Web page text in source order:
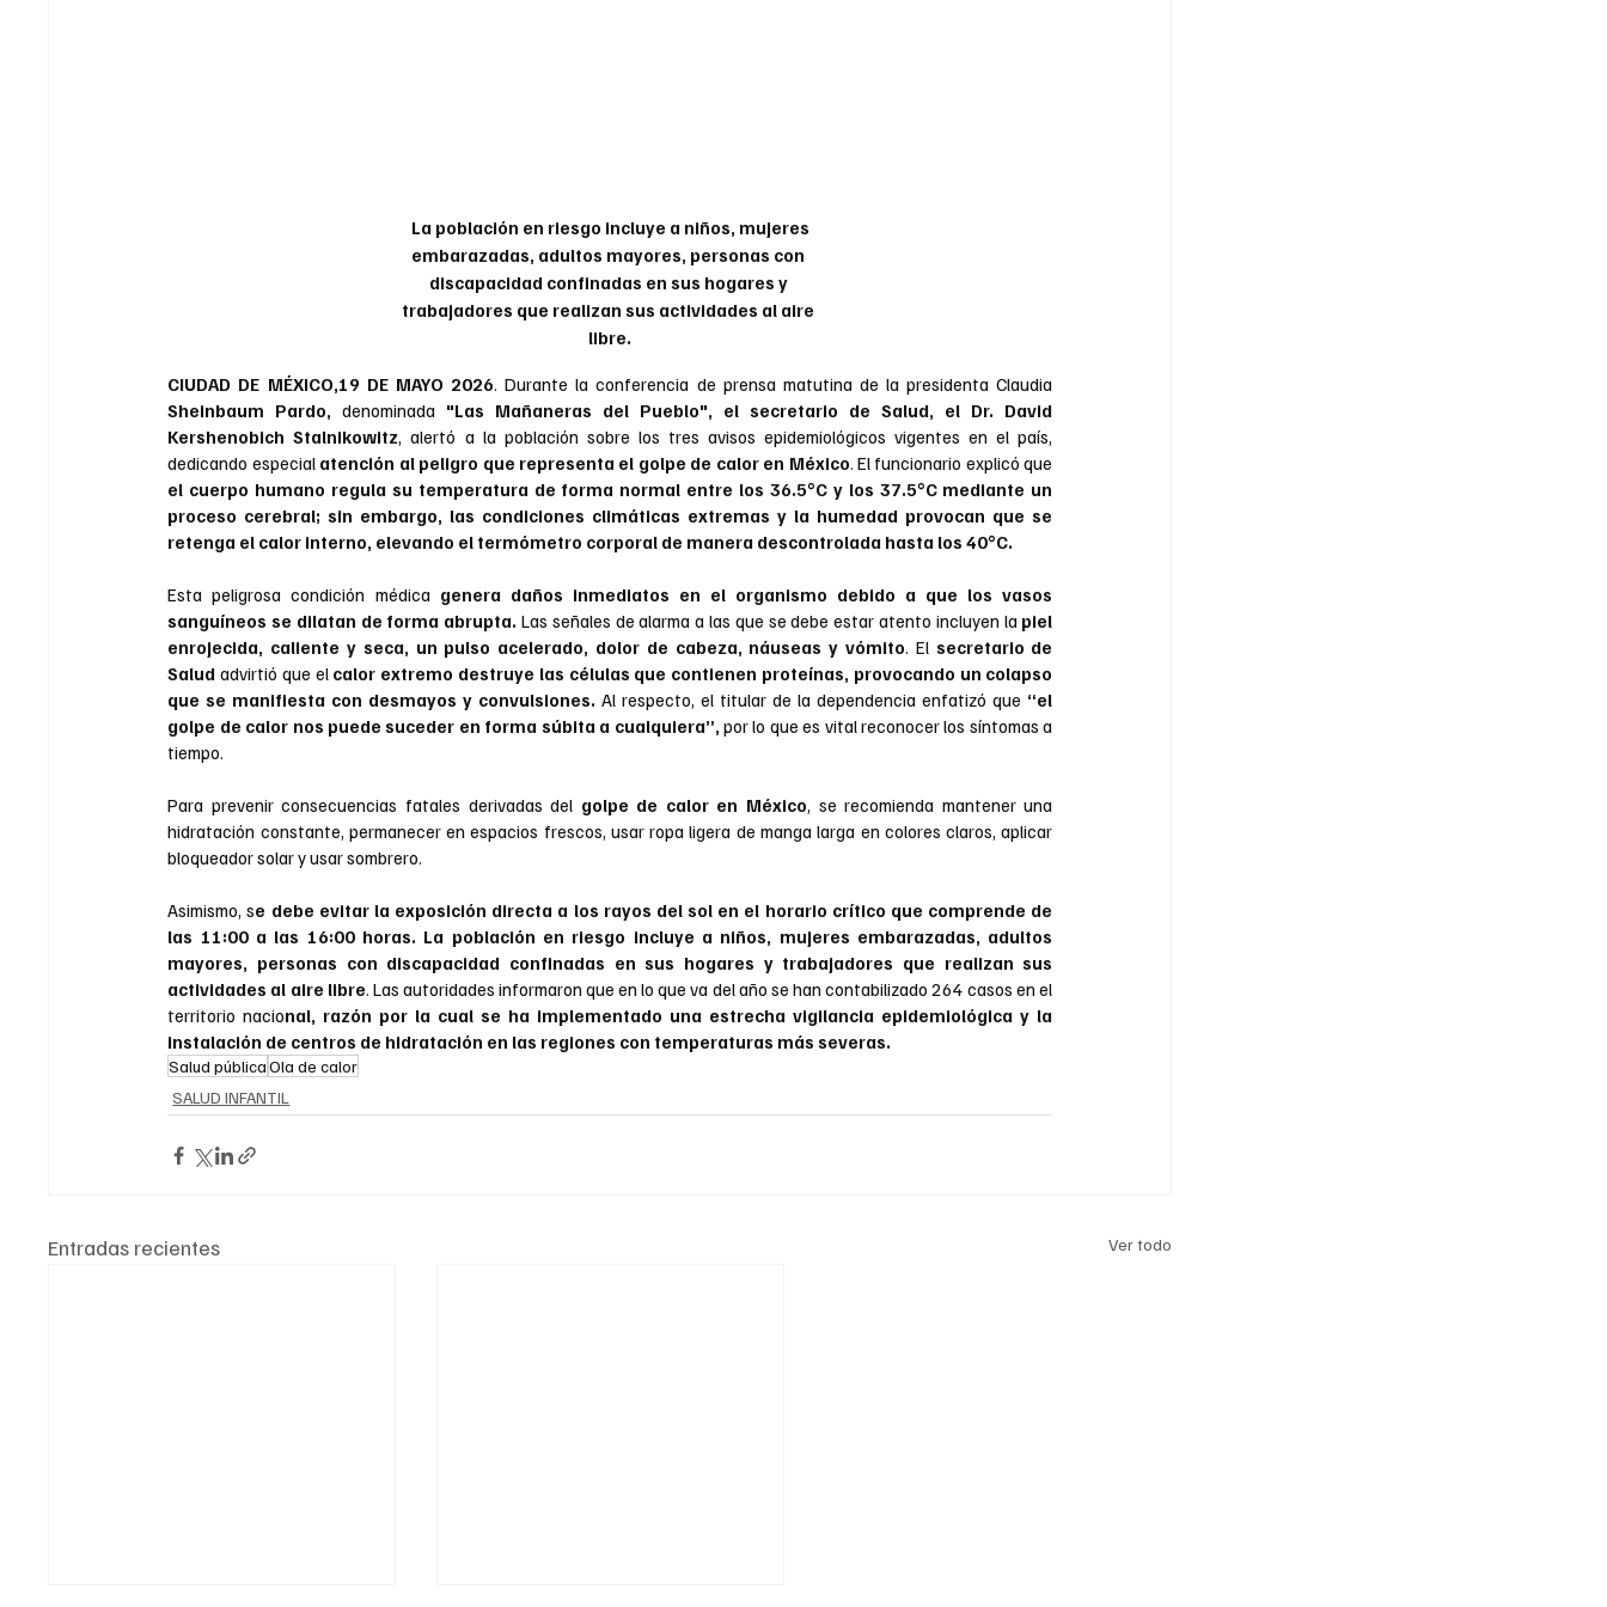
La población en riesgo incluye a niños, mujeres
embarazadas, adultos mayores, personas con
discapacidad confinadas en sus hogares y
trabajadores que realizan sus actividades al aire
libre.
CIUDAD DE MÉXICO,19 DE MAYO 2026.
Sheinbaum Pardo, denominada "Las Mañaneras del Pueblo", el secretario de Salud, el Dr. David
Kershenobich Stalnikowitz, alertó a la población sobre los tres avisos epidemiológicos vigentes en el país,
dedicando especial atención al peligro que representa el golpe de calor en México
el cuerpo humano regula su temperatura de forma normal entre los 36.5°C y los 37.5°C mediante un
proceso cerebral; sin embargo, las condiciones climáticas extremas y la humedad provocan que se
retenga el calor interno, elevando el termómetro corporal de manera descontrolada hasta los 40°C.
Esta peligrosa condición médica genera daños inmediatos en el organismo debido a que los vasos
sanguíneos se dilatan de forma abrupta. Las señales de alarma a las que se debe estar atento incluyen la piel
enrojecida, caliente y seca, un pulso acelerado, dolor de cabeza, náuseas y vómito. El secretario de
Salud advirtió que el calor extremo destruye las células que contienen proteínas, provocando un colapso
que se manifiesta con desmayos y convulsiones. Al respecto, el titular de la dependencia enfatizó que “el
golpe de calor nos puede suceder en forma súbita a cualquiera”, por lo que es vital reconocer los síntomas a
tiempo.
Para prevenir consecuencias fatales derivadas del golpe de calor en México, se recomienda mantener una
hidratación constante, permanecer en espacios frescos, usar ropa ligera de manga larga en colores claros, aplicar
bloqueador solar y usar sombrero.
Asimismo, se debe evitar la exposición directa a los rayos del sol en el horario crítico que comprende de
las 11:00 a las 16:00 horas. La población en riesgo incluye a niños, mujeres embarazadas, adultos
mayores, personas con discapacidad confinadas en sus hogares y trabajadores que realizan sus
actividades al aire libre. Las autoridades informaron que en lo que va del año se han contabilizado 264 casos en el
territorio nacional, razón por la cual se ha implementado una estrecha vigilancia epidemiológica y la
instalación de centros de hidratación en las regiones con temperaturas más severas.
Salud públicaOla de calor
SALUD INFANTIL
Entradas recientes Ver todo